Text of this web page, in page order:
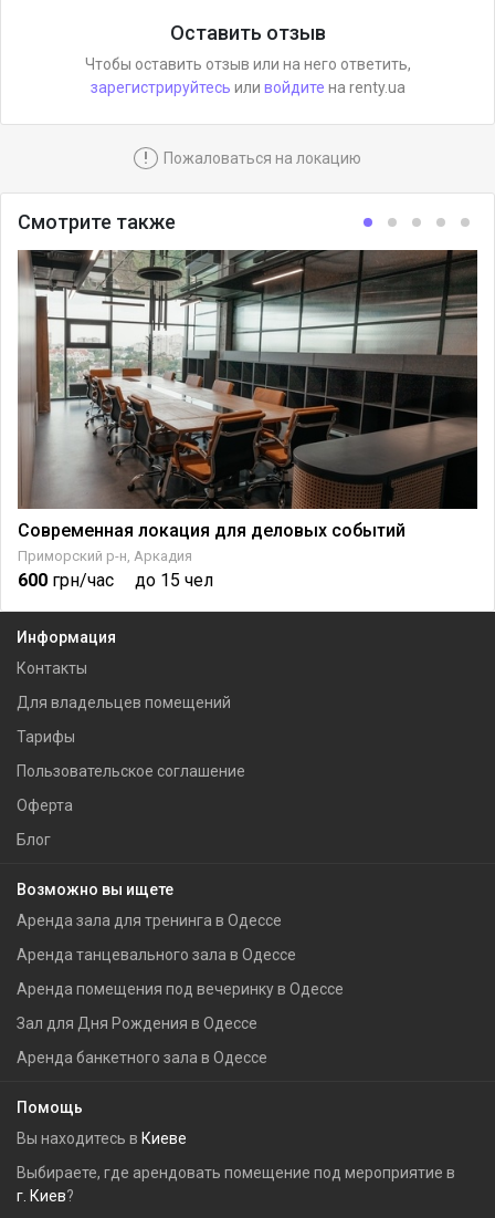
Оставить отзыв
Чтобы оставить отзыв или на него ответить,
зарегистрируйтесь или войдите на renty.ua
! Пожаловаться на локацию
Смотрите также
Современная локация для деловых событий
Приморский р-н, Аркадия
600 грн/час до 15 чел
Информация
Контакты
Для владельцев помещений
Тарифы
Пользовательское соглашение
Оферта
Блог
Возможно вы ищете
Аренда зала для тренинга в Одессе
Аренда танцевального зала в Одессе
Аренда помещения под вечеринку в Одессе
Зал для Дня Рождения в Одессе
Аренда банкетного зала в Одессе
Помощь
Вы находитесь в Киеве
Выбираете, где арендовать помещение под мероприятие в
г. Киев?